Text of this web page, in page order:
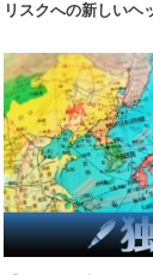
リスクへの新しいヘ